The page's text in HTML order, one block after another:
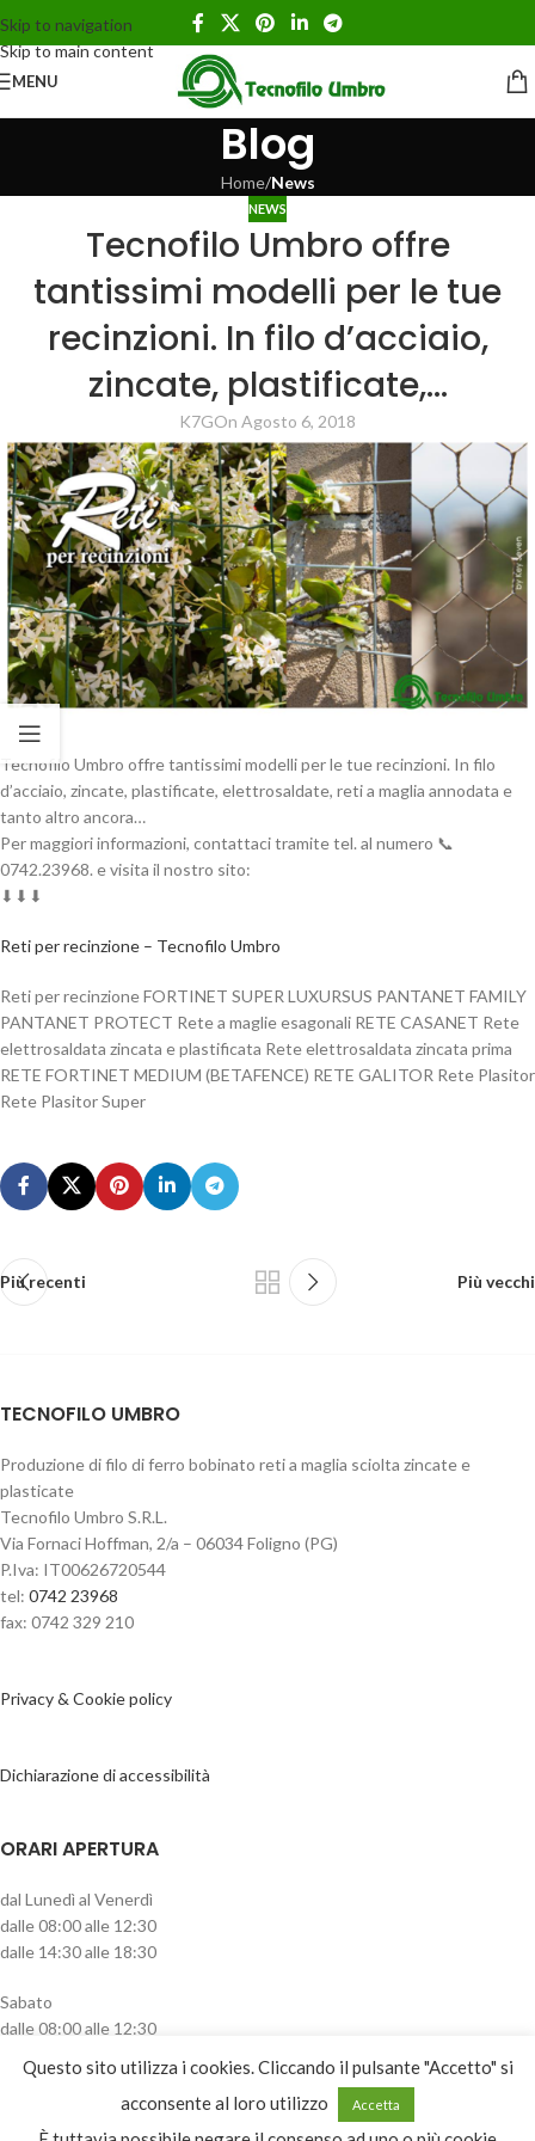
Skip to navigation
Skip to main content
MENU
Blog
Home/News
NEWS
Tecnofilo Umbro offre
tantissimi modelli per le tue
recinzioni. In filo d’acciaio,
zincate, plastificate,…
K7GOn Agosto 6, 2018
Tecnofilo Umbro offre tantissimi modelli per le tue recinzioni. In filo
d’acciaio, zincate, plastificate, elettrosaldate, reti a maglia annodata e
tanto altro ancora…
Per maggiori informazioni, contattaci tramite tel. al numero 📞
0742.23968. e visita il nostro sito:
⬇⬇⬇
Reti per recinzione – Tecnofilo Umbro
Reti per recinzione FORTINET SUPER LUXURSUS PANTANET FAMILY
PANTANET PROTECT Rete a maglie esagonali RETE CASANET Rete
elettrosaldata zincata e plastificata Rete elettrosaldata zincata prima
RETE FORTINET MEDIUM (BETAFENCE) RETE GALITOR Rete Plasitor
Rete Plasitor Super
Più recenti Più vecchi
TECNOFILO UMBRO
Produzione di filo di ferro bobinato reti a maglia sciolta zincate e
plasticate
Tecnofilo Umbro S.R.L.
Via Fornaci Hoffman, 2/a – 06034 Foligno (PG)
P.Iva: IT00626720544
tel: 0742 23968
fax: 0742 329 210
Privacy & Cookie policy
Dichiarazione di accessibilità
ORARI APERTURA
dal Lunedì al Venerdì
dalle 08:00 alle 12:30
dalle 14:30 alle 18:30
Sabato
dalle 08:00 alle 12:30
CATEGORIE PRODOTTO
Questo sito utilizza i cookies. Cliccando il pulsante "Accetto" si
acconsente al loro utilizzo
Accetta